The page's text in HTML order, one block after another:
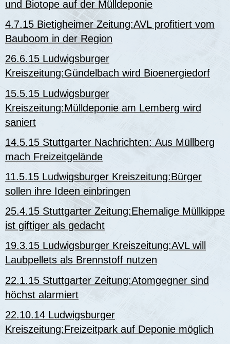
und Biotope auf der Mülldeponie
4.7.15 Bietigheimer Zeitung:AVL profitiert vom
Bauboom in der Region
26.6.15 Ludwigsburger
Kreiszeitung:Gündelbach wird Bioenergiedorf
15.5.15 Ludwigsburger
Kreiszeitung:Mülldeponie am Lemberg wird
saniert
14.5.15 Stuttgarter Nachrichten: Aus Müllberg
mach Freizeitgelände
11.5.15 Ludwigsburger Kreiszeitung:Bürger
sollen ihre Ideen einbringen
25.4.15 Stuttgarter Zeitung:Ehemalige Müllkippe
ist giftiger als gedacht
19.3.15 Ludwigsburger Kreiszeitung:AVL will
Laubpellets als Brennstoff nutzen
22.1.15 Stuttgarter Zeitung:Atomgegner sind
höchst alarmiert
22.10.14 Ludwigsburger
Kreiszeitung:Freizeitpark auf Deponie möglich